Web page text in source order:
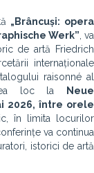
„Brâncuși: opera
Werk” , va
de artă Friedrich
internaționale
raisonné al
loc la
Neue
2026, între orele
în limita locurilor
va continua
istorici de artă